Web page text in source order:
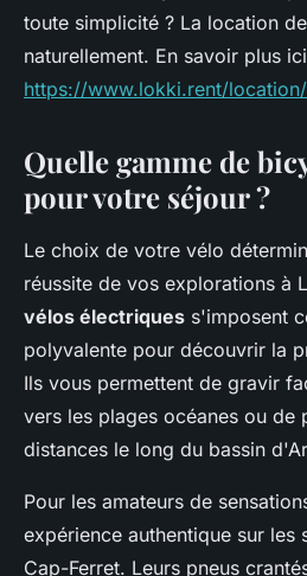
toute simplicité ? La location
naturellement. En savoir plus
https://www.lokki.rent/
Quelle gamme de
pour votre séjour ?
Le choix de votre vélo
réussite de vos explorations à
vélos électriques s'imposent
polyvalente pour découvrir la
Ils vous permettent de gravir
vers les plages océanes ou de
distances le long du bassin
Pour les amateurs de
expérience authentique sur les
Cap-Ferret. Leurs pneus